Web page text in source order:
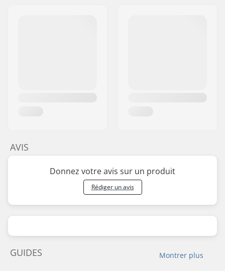
AVIS
Donnez votre avis sur un produit
Rédiger un avis
Montrer plus
GUIDES